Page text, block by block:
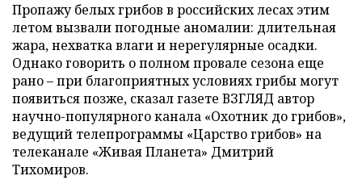
Пропажу белых грибов в российских лесах этим
летом вызвали погодные аномалии: длительная
жара, нехватка влаги и нерегулярные осадки.
Однако говорить о полном провале сезона еще
рано – при благоприятных условиях грибы могут
появиться позже, сказал газете ВЗГЛЯД автор
научно-популярного канала «Охотник до грибов»,
ведущий телепрограммы «Царство грибов» на
телеканале «Живая Планета» Дмитрий
Тихомиров.